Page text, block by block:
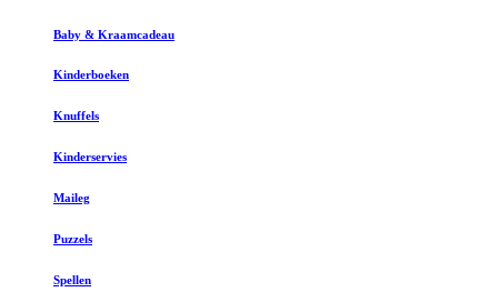
Baby & Kraamcadeau
Kinderboeken
Knuffels
Kinderservies
Maileg
Puzzels
Spellen